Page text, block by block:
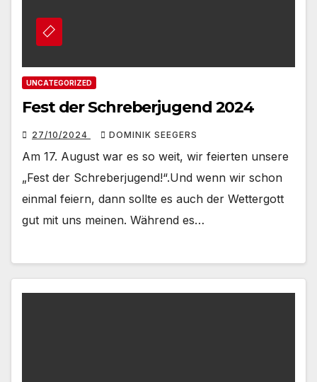
UNCATEGORIZED
Fest der Schreberjugend 2024
27/10/2024 DOMINIK SEEGERS
Am 17. August war es so weit, wir feierten unsere
„Fest der Schreberjugend!“.Und wenn wir schon
einmal feiern, dann sollte es auch der Wettergott
gut mit uns meinen. Während es…